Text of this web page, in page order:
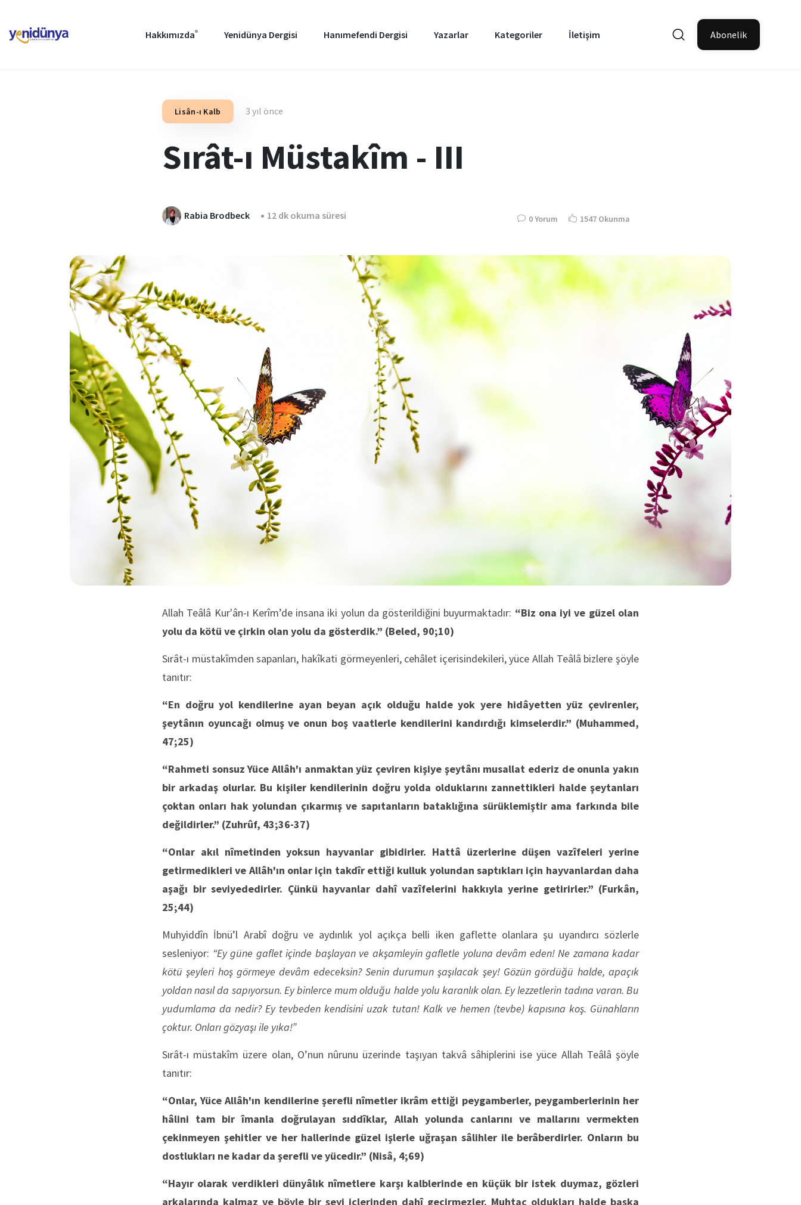
Hakkımızda Yenidünya Dergisi Hanımefendi Dergisi Yazarlar Kategoriler İletişim Abonelik
Lisân-ı Kalb 3 yıl önce
Sırât-ı Müstakîm - III
Rabia Brodbeck 12 dk okuma süresi 0 Yorum 1547 Okunma
Allah Teâlâ Kur'ân-ı Kerîm’de insana iki yolun da gösterildiğini buyurmaktadır: “Biz ona iyi ve güzel olan
yolu da kötü ve çirkin olan yolu da gösterdik.” (Beled, 90;10)
Sırât-ı müstakîmden sapanları, hakîkati görmeyenleri, cehâlet içerisindekileri, yüce Allah Teâlâ bizlere şöyle
tanıtır:
“En doğru yol kendilerine ayan beyan açık olduğu halde yok yere hidâyetten yüz çevirenler,
şeytânın oyuncağı olmuş ve onun boş vaatlerle kendilerini kandırdığı kimselerdir.” (Muhammed,
47;25)
“Rahmeti sonsuz Yüce Allâh'ı anmaktan yüz çeviren kişiye şeytânı musallat ederiz de onunla yakın
bir arkadaş olurlar. Bu kişiler kendilerinin doğru yolda olduklarını zannettikleri halde şeytanları
çoktan onları hak yolundan çıkarmış ve sapıtanların bataklığına sürüklemiştir ama farkında bile
değildirler.” (Zuhrûf, 43;36-37)
“Onlar akıl nîmetinden yoksun hayvanlar gibidirler. Hattâ üzerlerine düşen vazîfeleri yerine
getirmedikleri ve Allâh'ın onlar için takdîr ettiği kulluk yolundan saptıkları için hayvanlardan daha
aşağı bir seviyededirler. Çünkü hayvanlar dahî vazîfelerini hakkıyla yerine getirirler.” (Furkân,
25;44)
Muhyiddîn İbnü’l Arabî doğru ve aydınlık yol açıkça belli iken gaflette olanlara şu uyandırcı sözlerle
sesleniyor: “Ey güne gaflet içinde başlayan ve akşamleyin gafletle yoluna devâm eden! Ne zamana kadar
kötü şeyleri hoş görmeye devâm edeceksin? Senin durumun şaşılacak şey! Gözün gördüğü halde, apaçık
yoldan nasıl da sapıyorsun. Ey binlerce mum olduğu halde yolu karanlık olan. Ey lezzetlerin tadına varan. Bu
yudumlama da nedir? Ey tevbeden kendisini uzak tutan! Kalk ve hemen (tevbe) kapısına koş. Günahların
çoktur. Onları gözyaşı ile yıka!”
Sırât-ı müstakîm üzere olan, O’nun nûrunu üzerinde taşıyan takvâ sâhiplerini ise yüce Allah Teâlâ şöyle
tanıtır:
“Onlar, Yüce Allâh'ın kendilerine şerefli nîmetler ikrâm ettiği peygamberler, peygamberlerinin her
hâlini tam bir îmanla doğrulayan sıddîklar, Allah yolunda canlarını ve mallarını vermekten
çekinmeyen şehitler ve her hallerinde güzel işlerle uğraşan sâlihler ile berâberdirler. Onların bu
dostlukları ne kadar da şerefli ve yücedir.” (Nisâ, 4;69)
“Hayır olarak verdikleri dünyâlık nîmetlere karşı kalblerinde en küçük bir istek duymaz, gözleri
arkalarında kalmaz ve böyle bir şeyi içlerinden dahî geçirmezler. Muhtaç oldukları halde başka